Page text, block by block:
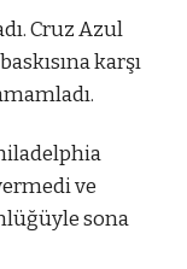
Cruz Azul
karşı
ve
sona